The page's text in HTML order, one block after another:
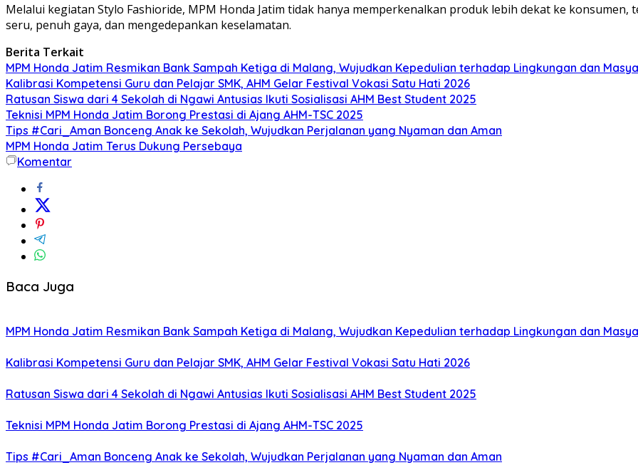
Melalui kegiatan Stylo Fashioride, MPM Honda Jatim tidak hanya memperkenalkan produk lebih dekat ke
seru, penuh gaya, dan mengedepankan keselamatan.
Berita Terkait
MPM Honda Jatim Resmikan Bank Sampah Ketiga di Malang, Wujudkan Kepedulian terhadap Lingkungan dan
Kalibrasi Kompetensi Guru dan Pelajar SMK, AHM Gelar Festival Vokasi Satu Hati 2026
Ratusan Siswa dari 4 Sekolah di Ngawi Antusias Ikuti Sosialisasi AHM Best Student 2025
Teknisi MPM Honda Jatim Borong Prestasi di Ajang AHM-TSC 2025
Tips #Cari_Aman Bonceng Anak ke Sekolah, Wujudkan Perjalanan yang Nyaman dan Aman
MPM Honda Jatim Terus Dukung Persebaya
Komentar
Baca Juga
MPM Honda Jatim Resmikan Bank Sampah Ketiga di Malang, Wujudkan Kepedulian terhadap Lingkungan dan
Kalibrasi Kompetensi Guru dan Pelajar SMK, AHM Gelar Festival Vokasi Satu Hati 2026
Ratusan Siswa dari 4 Sekolah di Ngawi Antusias Ikuti Sosialisasi AHM Best Student 2025
Teknisi MPM Honda Jatim Borong Prestasi di Ajang AHM-TSC 2025
Tips #Cari_Aman Bonceng Anak ke Sekolah, Wujudkan Perjalanan yang Nyaman dan Aman